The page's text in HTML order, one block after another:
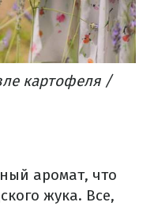
картофеля /
аромат, что
жука. Все,